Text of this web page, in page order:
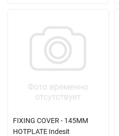
FIXING COVER - 145MM
HOTPLATE Indesit